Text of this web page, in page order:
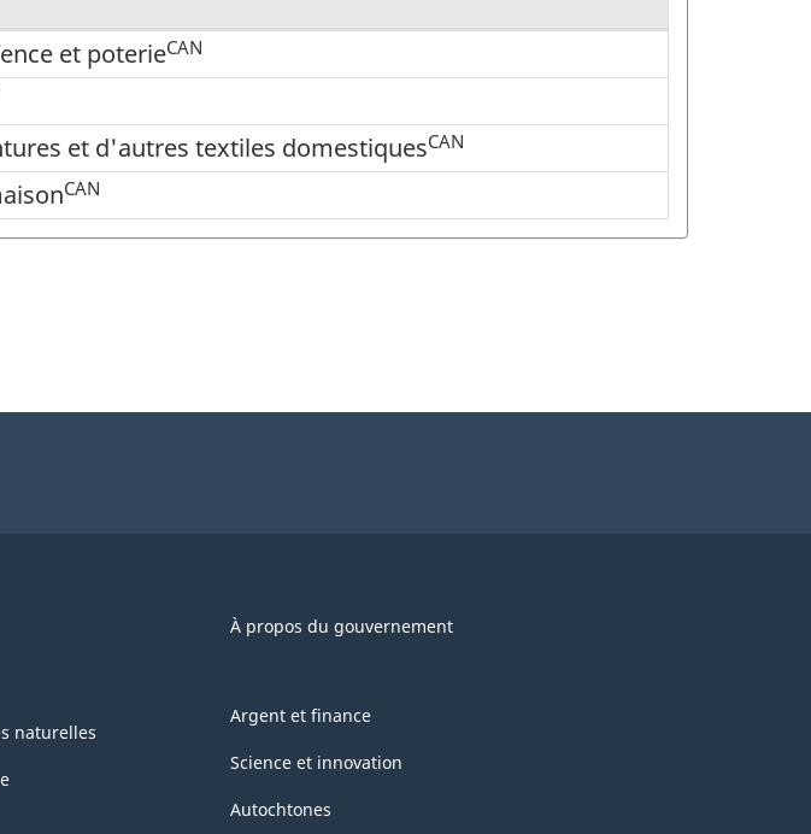
et poterieCAN
et d'autres textiles domestiquesCAN
CAN
À propos du gouvernement
naturelles
Argent et finance
Science et innovation
Autochtones